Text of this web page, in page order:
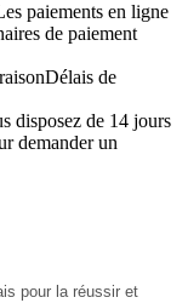
paiements en ligne
de paiement
Délais de
disposez de 14 jours
demander un
pour la réussir et